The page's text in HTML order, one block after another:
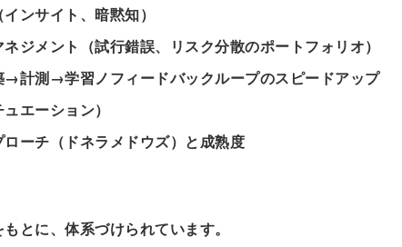
ンサイト、暗黙知）
ジメント（試行錯誤、リスク分散のポートフォリオ）
計測→学習ノフィードバックループのスピードアップ
エーション）
ーチ（ドネラメドウズ）と成熟度
とに、体系づけられています。